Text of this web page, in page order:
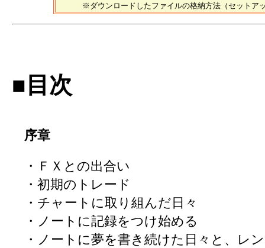
※ダウンロードしたファイルの格納方法（セットア
■目次
序章
・ＦＸとの出合い
・初期のトレード
・チャートに取り組んだ日々
・ノートに記録をつけ始める
・ノートに夢を書き続けた日々と、レ